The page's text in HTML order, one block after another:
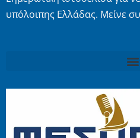
υπόλοιπης Ελλάδας. Μείνε